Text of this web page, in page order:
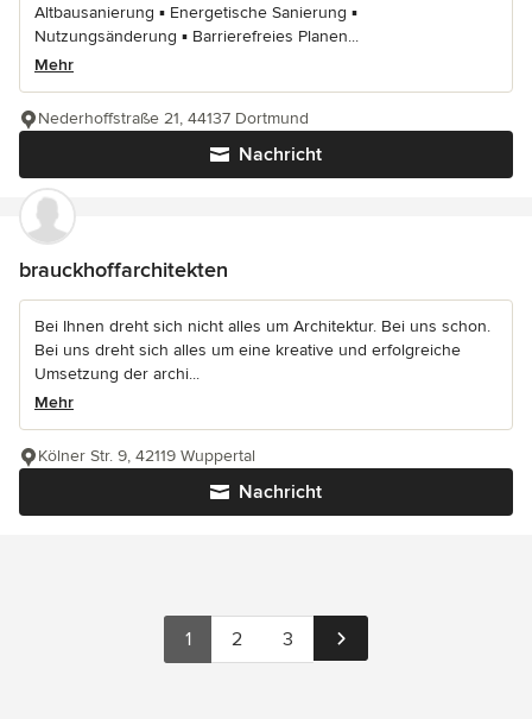
Altbausanierung ▪ Energetische Sanierung ▪
Nutzungsänderung ▪ Barrierefreies Planen...
Mehr
Nachricht
Nederhoffstraße 21, 44137 Dortmund
brauckhoffarchitekten
Bei Ihnen dreht sich nicht alles um Architektur. Bei uns schon.
Bei uns dreht sich alles um eine kreative und erfolgreiche
Umsetzung der archi...
Mehr
Nachricht
Kölner Str. 9, 42119 Wuppertal
1 2 3